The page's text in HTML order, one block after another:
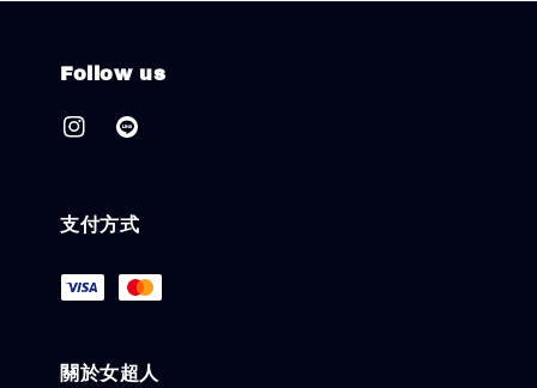
Follow us
支付方式
關於女超人